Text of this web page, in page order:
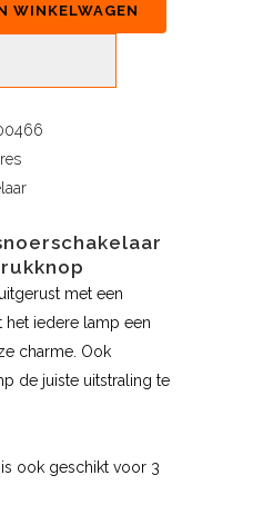
WINKELWAGEN
met een
iedere lamp een
charme. Ook
de juiste uitstraling te
ook geschikt voor 3